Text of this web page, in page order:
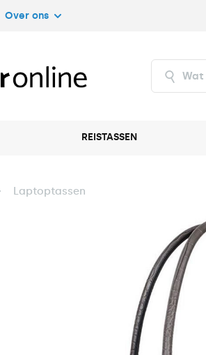
Over ons
REISTASSEN
Laptoptassen